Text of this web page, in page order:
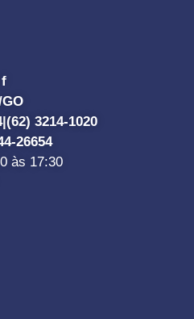
f
(62) 3214-1020
26654
às 17:30